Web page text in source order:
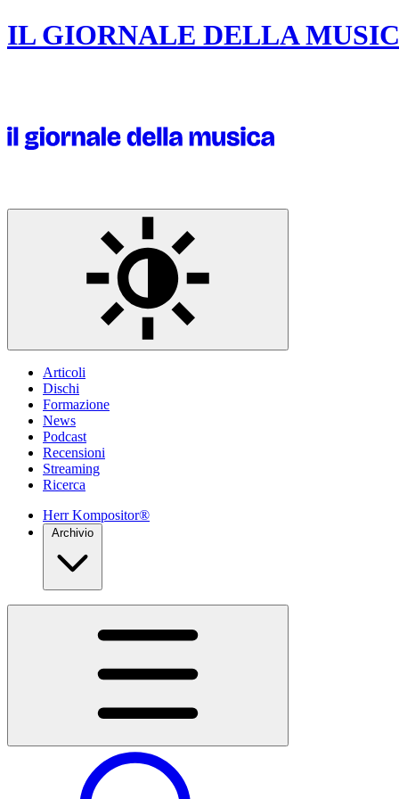
IL GIORNALE DELLA
Articoli
Dischi
Formazione
News
Podcast
Recensioni
Streaming
Ricerca
Herr Kompositor®
Archivio